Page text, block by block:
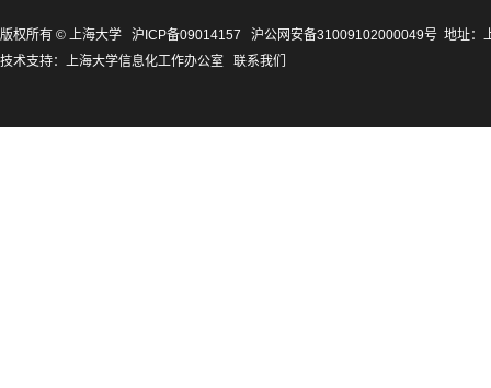
版权所有 © 上海大学 沪ICP备09014157 沪公网安备31009102000049号 地址：
技术支持： 上海大学信息化工作办公室 联系我们